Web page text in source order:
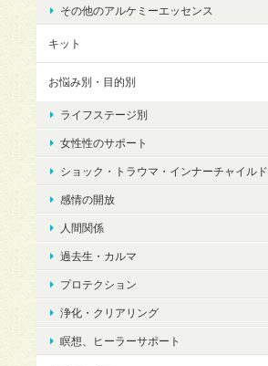
その他のアルケミーエッセンス
キット
お悩み別・目的別
ライフステージ別
女性性のサポート
ショック・トラウマ・インナーチャイルド
感情の開放
人間関係
過去生・カルマ
プロテクション
浄化・クリアリング
瞑想、ヒーラーサポート